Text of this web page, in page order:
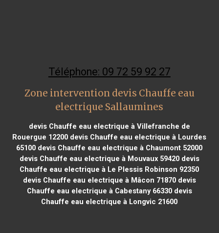
Téléphone: 09 72 59 92 27
Zone intervention devis Chauffe eau
electrique Sallaumines
devis Chauffe eau electrique à Villefranche de
Rouergue 12200 devis Chauffe eau electrique à Lourdes
65100 devis Chauffe eau electrique à Chaumont 52000
devis Chauffe eau electrique à Mouvaux 59420devis
Chauffe eau electrique à Le Plessis Robinson 92350
devis Chauffe eau electrique à Mâcon 71870devis
Chauffe eau electrique à Cabestany 66330devis
Chauffe eau electrique à Longvic 21600